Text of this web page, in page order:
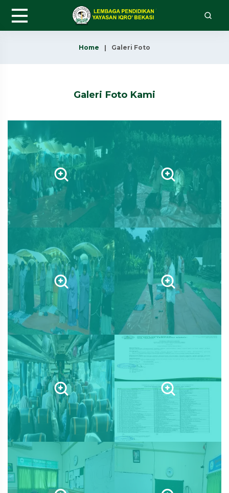
Home Galeri Foto
Galeri Foto Kami